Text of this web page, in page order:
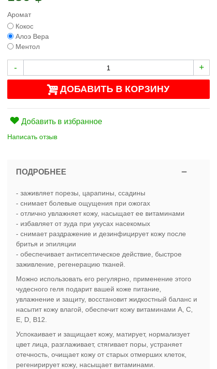
Аромат
Кокос
Алоэ Вера
Ментол
- +
ДОБАВИТЬ В КОРЗИНУ
Добавить в избранное
Написать отзыв
ПОДРОБНЕЕ
- заживляет порезы, царапины, ссадины
- снимает болевые ощущения при ожогах
- отлично увлажняет кожу, насыщает ее витаминами
- избавляет от зуда при укусах насекомых
- снимает раздражение и дезинфицирует кожу после
бритья и эпиляции
- обеспечивает антисептическое действие, быстрое
заживление, регенерацию тканей.
Можно использовать его регулярно, применение этого
чудесного геля подарит вашей коже питание,
увлажнение и защиту, восстановит жидкостный баланс и
насытит кожу влагой, обеспечит кожу витаминами A, C,
E, D, B12.
Успокаивает и защищает кожу, матирует, нормализует
цвет лица, разглаживает, стягивает поры, устраняет
отечность, очищает кожу от старых отмерших клеток,
регенирирует кожу, насыщает витаминами.